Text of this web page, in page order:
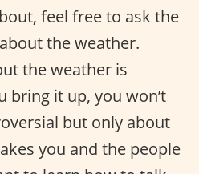
feel free to ask the
the weather.
the weather is
bring it up, you won’t
but only about
you and the people